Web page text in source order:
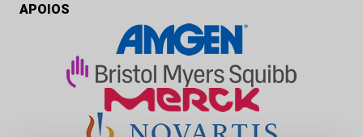
APOIOS